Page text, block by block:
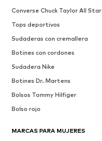
Converse Chuck Taylor All Star
Tops deportivos
Sudaderas con cremallera
Botines con cordones
Sudadera Nike
Botines Dr. Martens
Bolsos Tommy Hilfiger
Bolso rojo
MARCAS PARA MUJERES